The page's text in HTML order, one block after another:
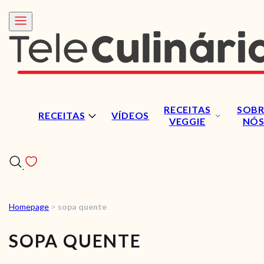
RECEITAS VÍDEOS
RECEITAS
VEGGIE
NÓS
VÍDEOS
Homepage > sopa quente
SOPA QUENTE